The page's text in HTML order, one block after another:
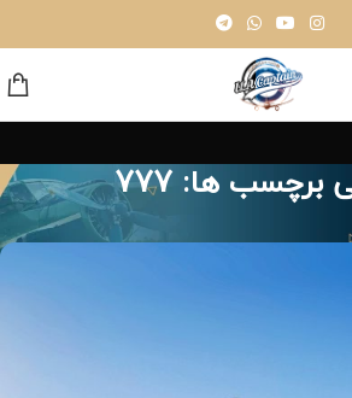
برچسب ها: 777